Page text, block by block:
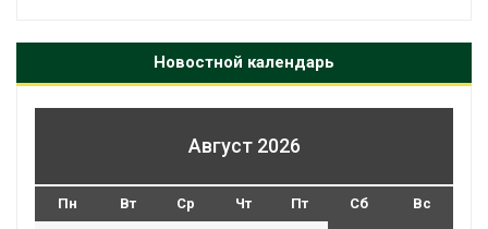
Новостной календарь
Август 2026
Пн Вт Ср Чт Пт Сб Вс